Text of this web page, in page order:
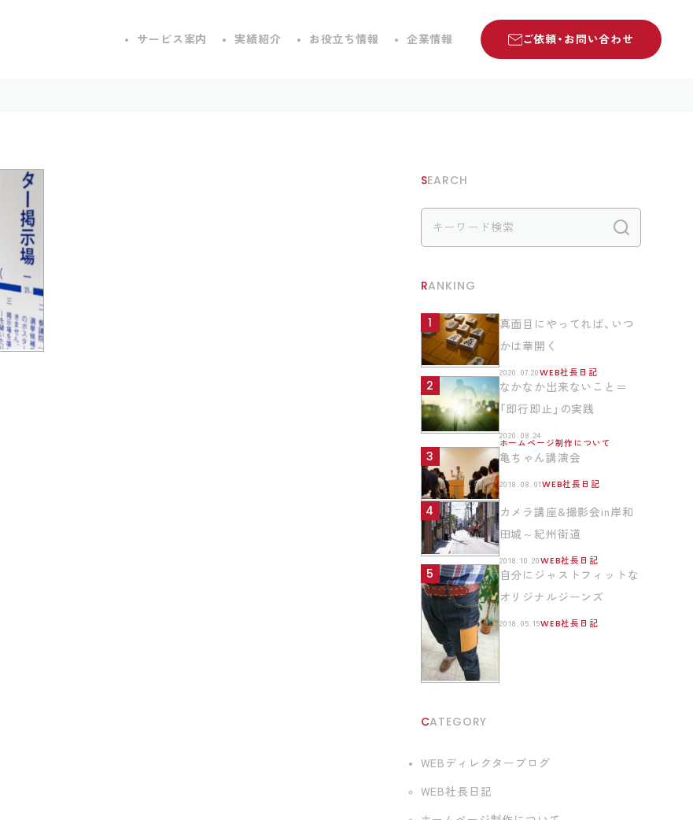
サービス案内 実績紹介 お役立ち情報 企業情報 ご依頼・お問い合わせ
SEARCH
RANKING
真面目にやってれば、いつ
かは華開く
2020.07.20 WEB社長日記
なかなか出来ないこと＝
「即行即止」の実践
2020.08.24
ホームページ制作について
亀ちゃん講演会
2018.08.01 WEB社長日記
カメラ講座&撮影会in岸和
田城～紀州街道
2018.10.20 WEB社長日記
自分にジャストフィットな
オリジナルジーンズ
2018.05.15WEB社長日記
CATEGORY
WEBディレクターブログ
WEB社長日記